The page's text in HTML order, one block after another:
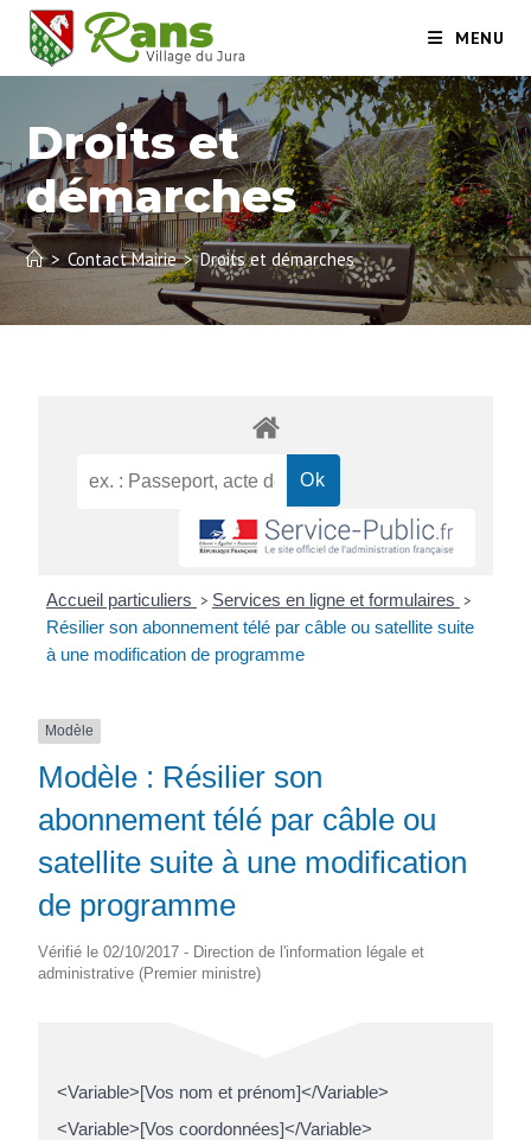
MENU
Droits et
démarches
> Contact Mairie > Droits et démarches
Accueil particuliers > Services en ligne et formulaires >
Résilier son abonnement télé par câble ou satellite suite
à une modification de programme
Modèle
Modèle : Résilier son
abonnement télé par câble ou
satellite suite à une modification
de programme
Vérifié le 02/10/2017 - Direction de l'information légale et
administrative (Premier ministre)
<Variable>[Vos nom et prénom]</Variable>
<Variable>[Vos coordonnées]</Variable>